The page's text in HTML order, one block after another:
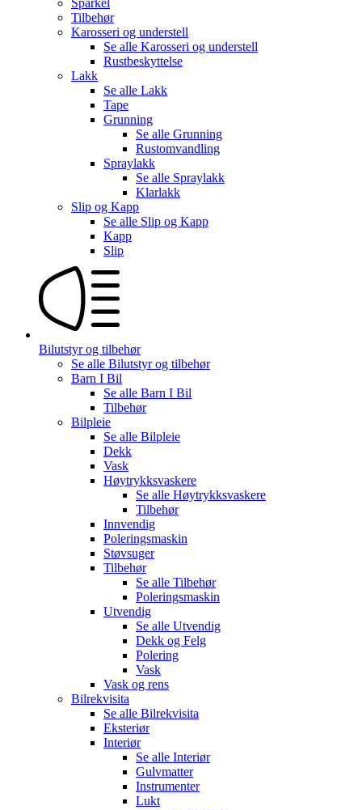
Tilbehør
Karosseri og understell
Se alle Karosseri og understell
Rustbeskyttelse
Lakk
Se alle Lakk
Tape
Grunning
Se alle Grunning
Rustomvandling
Spraylakk
Se alle Spraylakk
Klarlakk
Slip og Kapp
Se alle Slip og Kapp
Kapp
Slip
Bilutstyr og tilbehør
Se alle Bilutstyr og tilbehør
Barn I Bil
Se alle Barn I Bil
Tilbehør
Bilpleie
Se alle Bilpleie
Dekk
Vask
Høytrykksvaskere
Se alle Høytrykksvaskere
Tilbehør
Innvendig
Poleringsmaskin
Støvsuger
Tilbehør
Se alle Tilbehør
Poleringsmaskin
Utvendig
Se alle Utvendig
Dekk og Felg
Polering
Vask
Vask og rens
Bilrekvisita
Se alle Bilrekvisita
Eksteriør
Interiør
Se alle Interiør
Gulvmatter
Instrumenter
Lukt